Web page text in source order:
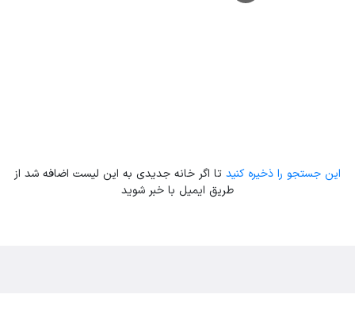
این جستجو را ذخیره کنید تا اگر خانه جدیدی به این لیست اضافه شد از
طریق ایمیل با خبر شوید